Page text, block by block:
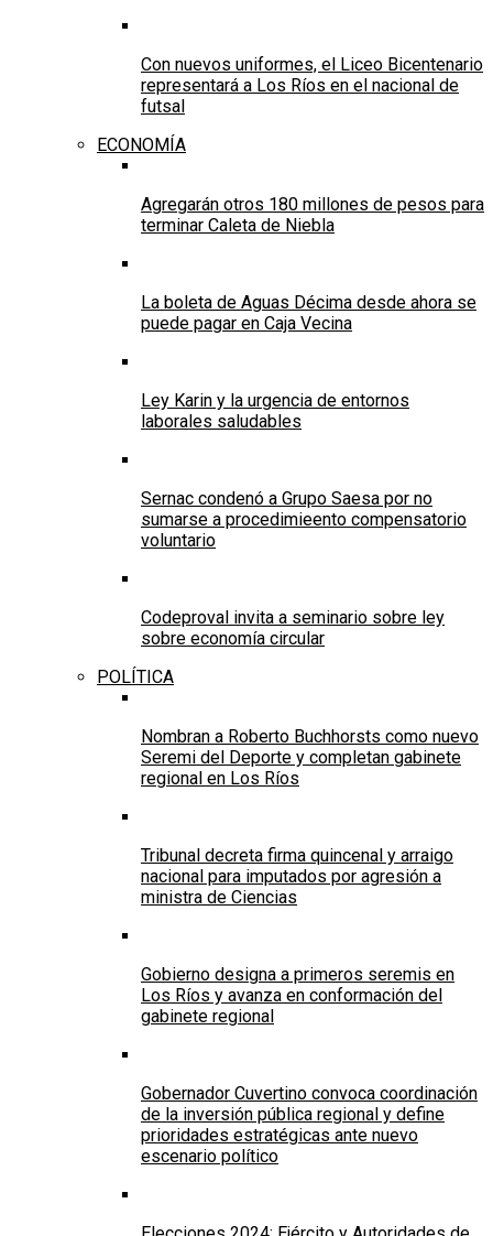
Con nuevos uniformes, el Liceo Bicentenario
representará a Los Ríos en el nacional de
futsal
ECONOMÍA
Agregarán otros 180 millones de pesos para
terminar Caleta de Niebla
La boleta de Aguas Décima desde ahora se
puede pagar en Caja Vecina
Ley Karin y la urgencia de entornos
laborales saludables
Sernac condenó a Grupo Saesa por no
sumarse a procedimieento compensatorio
voluntario
Codeproval invita a seminario sobre ley
sobre economía circular
POLÍTICA
Nombran a Roberto Buchhorsts como nuevo
Seremi del Deporte y completan gabinete
regional en Los Ríos
Tribunal decreta firma quincenal y arraigo
nacional para imputados por agresión a
ministra de Ciencias
Gobierno designa a primeros seremis en
Los Ríos y avanza en conformación del
gabinete regional
Gobernador Cuvertino convoca coordinación
de la inversión pública regional y define
prioridades estratégicas ante nuevo
escenario político